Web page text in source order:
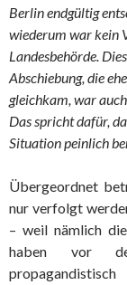
Berlin endgültig
wiederum war kein
Landesbehörde.
Abschiebung, die
gleichkam, war
Das spricht dafür,
Situation peinlich
Übergeordnet
nur verfolgt
– weil nämlich
haben vor